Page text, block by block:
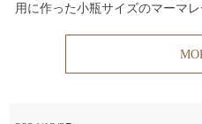
用に作った小瓶サイズのマーマ